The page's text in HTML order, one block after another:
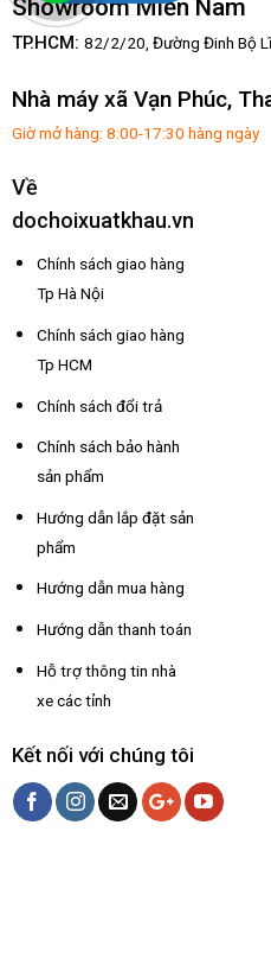
Showroom Miền Nam
TP.HCM: 82/2/20, Đường Đinh Bộ
Nhà máy xã Vạn Phúc,
Giờ mở hàng: 8:00-17:30 hàng ngày
Về
dochoixuatkhau.vn
Chính sách giao hàng
Tp Hà Nội
Chính sách giao hàng
Tp HCM
Chính sách đổi trả
Chính sách bảo hành
sản phẩm
Hướng dẫn lắp đặt sản
phẩm
Hướng dẫn mua hàng
Hướng dẫn thanh toán
Hỗ trợ thông tin nhà
xe các tỉnh
Kết nối với chúng tôi